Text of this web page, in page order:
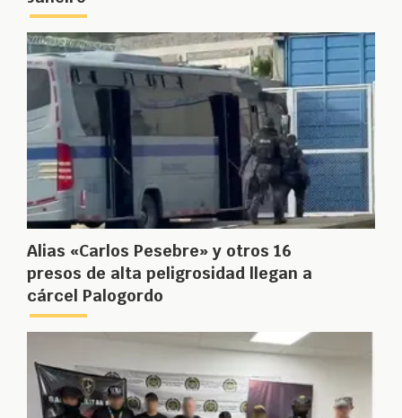
Alias «Carlos Pesebre» y otros 16
presos de alta peligrosidad llegan a
cárcel Palogordo